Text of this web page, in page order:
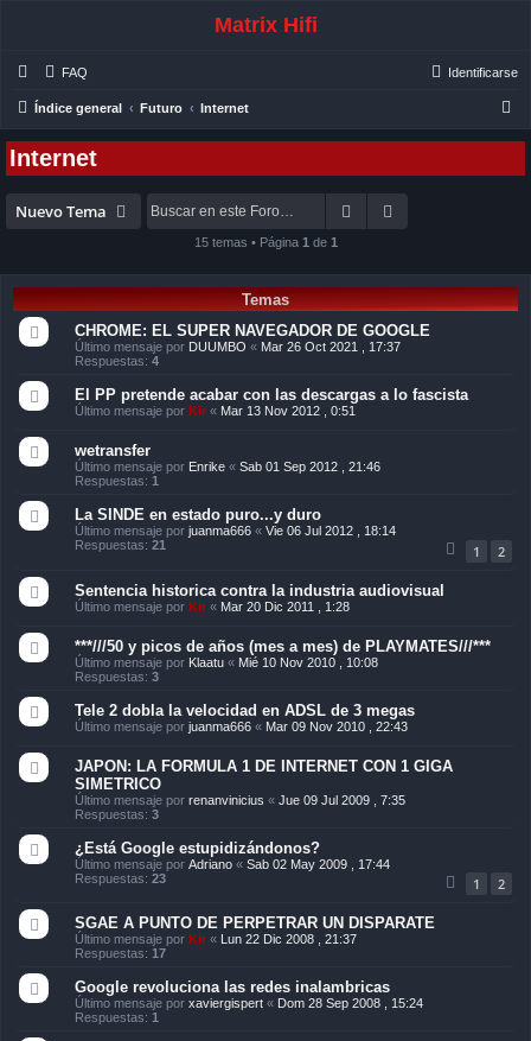
Matrix Hifi
FAQ Identificarse
Índice general Futuro Internet
Internet
Nuevo Tema Buscar
15 temas • Página 1 de 1
Temas
CHROME: EL SUPER NAVEGADOR DE GOOGLE
Último mensaje por DUUMBO « Mar 26 Oct 2021 , 17:37
Respuestas: 4
El PP pretende acabar con las descargas a lo fascista
Último mensaje por Kir « Mar 13 Nov 2012 , 0:51
wetransfer
Último mensaje por Enrike « Sab 01 Sep 2012 , 21:46
Respuestas: 1
La SINDE en estado puro...y duro
Último mensaje por juanma666 « Vie 06 Jul 2012 , 18:14
Respuestas: 21 1 2
Sentencia historica contra la industria audiovisual
Último mensaje por Kir « Mar 20 Dic 2011 , 1:28
***///50 y picos de años (mes a mes) de PLAYMATES///***
Último mensaje por Klaatu « Mié 10 Nov 2010 , 10:08
Respuestas: 3
Tele 2 dobla la velocidad en ADSL de 3 megas
Último mensaje por juanma666 « Mar 09 Nov 2010 , 22:43
JAPON: LA FORMULA 1 DE INTERNET CON 1 GIGA
SIMETRICO
Último mensaje por renanvinicius « Jue 09 Jul 2009 , 7:35
Respuestas: 3
¿Está Google estupidizándonos?
Último mensaje por Adriano « Sab 02 May 2009 , 17:44
Respuestas: 23 1 2
SGAE A PUNTO DE PERPETRAR UN DISPARATE
Último mensaje por Kir « Lun 22 Dic 2008 , 21:37
Respuestas: 17
Google revoluciona las redes inalambricas
Último mensaje por xaviergispert « Dom 28 Sep 2008 , 15:24
Respuestas: 1